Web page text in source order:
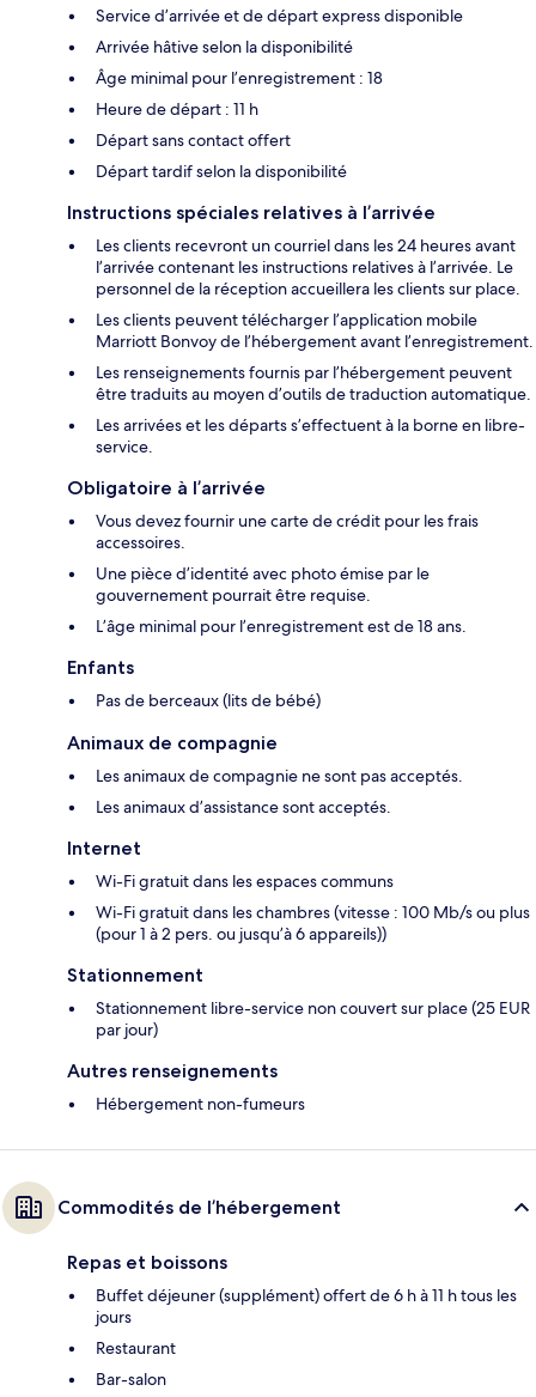
Service d’arrivée et de départ express disponible
Arrivée hâtive selon la disponibilité
Âge minimal pour l’enregistrement : 18
Heure de départ : 11 h
Départ sans contact offert
Départ tardif selon la disponibilité
Instructions spéciales relatives à l’arrivée
Les clients recevront un courriel dans les 24 heures avant
l’arrivée contenant les instructions relatives à l’arrivée. Le
personnel de la réception accueillera les clients sur place.
Les clients peuvent télécharger l’application mobile
Marriott Bonvoy de l’hébergement avant l’enregistrement.
Les renseignements fournis par l’hébergement peuvent
être traduits au moyen d’outils de traduction automatique.
Les arrivées et les départs s’effectuent à la borne en libre-
service.
Obligatoire à l’arrivée
Vous devez fournir une carte de crédit pour les frais
accessoires.
Une pièce d’identité avec photo émise par le
gouvernement pourrait être requise.
L’âge minimal pour l’enregistrement est de 18 ans.
Enfants
Pas de berceaux (lits de bébé)
Animaux de compagnie
Les animaux de compagnie ne sont pas acceptés.
Les animaux d’assistance sont acceptés.
Internet
Wi-Fi gratuit dans les espaces communs
Wi-Fi gratuit dans les chambres (vitesse : 100 Mb/s ou plus
(pour 1 à 2 pers. ou jusqu’à 6 appareils))
Stationnement
Stationnement libre-service non couvert sur place (25 EUR
par jour)
Autres renseignements
Hébergement non-fumeurs
Commodités de l’hébergement
Repas et boissons
Buffet déjeuner (supplément) offert de 6 h à 11 h tous les
jours
Restaurant
Bar-salon